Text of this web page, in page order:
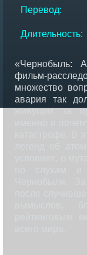
Перевод:
Длительность:
«Чернобыль:
фильм-
множество
авария так
живущих за